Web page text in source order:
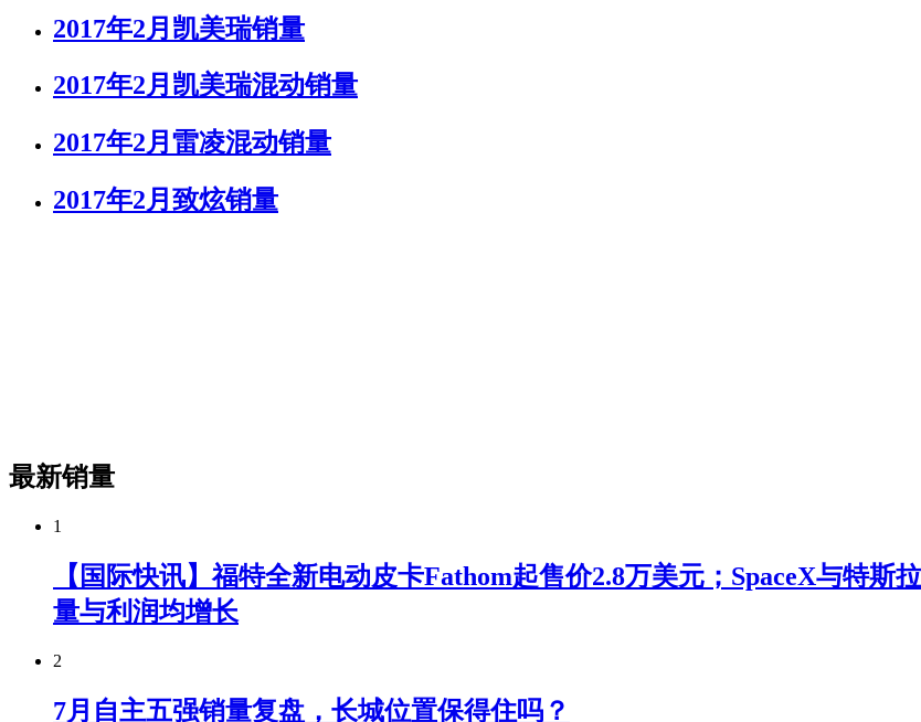
2017年2月凯美瑞销量
2017年2月凯美瑞混动销量
2017年2月雷凌混动销量
2017年2月致炫销量
最新销量
1
【国际快讯】福特全新电动皮卡Fathom起售价2.8万美元；SpaceX与特
量与利润均增长
2
7月自主五强销量复盘，长城位置保得住吗？